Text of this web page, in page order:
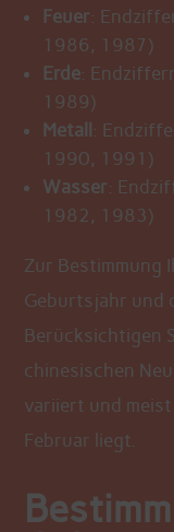
Feuer:
1986, 1987)
Erde:
1989)
Metall :
1990, 1991)
Wasser:
1982, 1983)
Zur Bestimmung
Geburtsjahr und
Berücksichtigen
chinesischen
variiert und
Februar liegt.